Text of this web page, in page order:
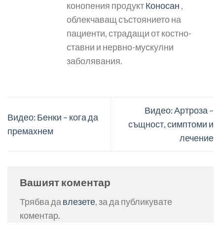
конопения продуктКоносан ,
облекчаващ състоянието на
пациенти, страдащи от костно-
ставни и нервно-мускулни
заболявания.
Видео: Бенки – кога да
премахнем
Видео: Артроза –
същност, симптоми и
лечение
Вашият коментар
Трябва давлезете, за да публикувате
коментар.